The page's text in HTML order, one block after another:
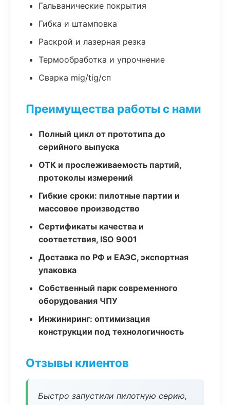
Гальванические покрытия
Гибка и штамповка
Раскрой и лазерная резка
Термообработка и упрочнение
Сварка mig/tig/сп
Преимущества работы с нами
Полный цикл от прототипа до
серийного выпуска
ОТК и прослеживаемость партий,
протоколы измерений
Гибкие сроки: пилотные партии и
массовое производство
Сертификаты качества и
соответствия, ISO 9001
Доставка по РФ и ЕАЭС, экспортная
упаковка
Собственный парк современного
оборудования ЧПУ
Инжиниринг: оптимизация
конструкции под технологичность
Отзывы клиентов
Быстро запустили пилотную серию,